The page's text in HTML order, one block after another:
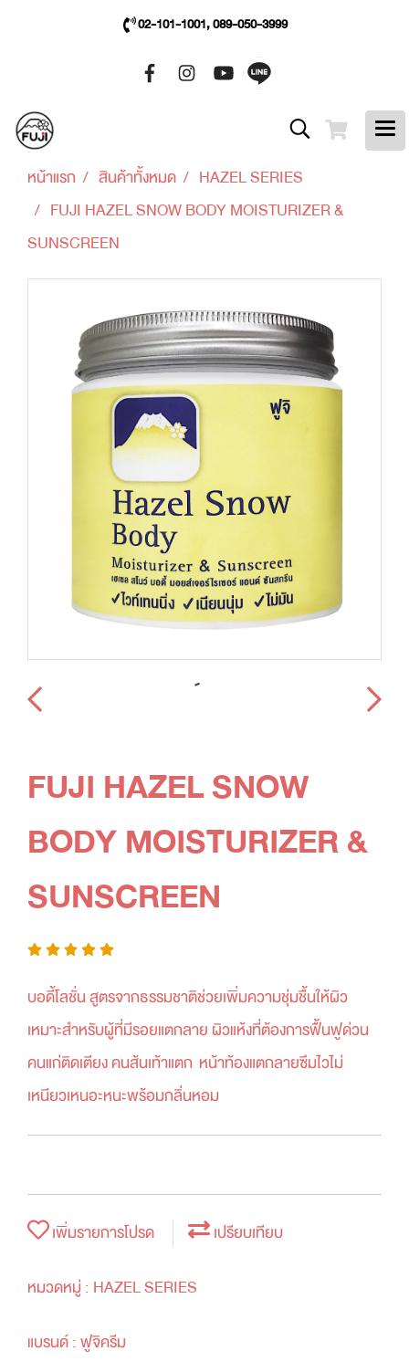
02-101-1001, 089-050-3999
หน้าแรก สินค้าทั้งหมด
HAZEL SERIES
FUJI HAZEL SNOW BODY MOISTURIZER &
SUNSCREEN
FUJI HAZEL SNOW
BODY MOISTURIZER &
SUNSCREEN
บอดี้โลชั่น สูตรจากธรรมชาติช่วยเพิ่มความชุ่มชื้นให้ผิว
เหมาะสำหรับผู้ที่มีรอยแตกลาย ผิวแห้งที่ต้องการฟื้นฟูด่วน
คนแก่ติดเตียง คนส้นเท้าแตก หน้าท้องแตกลายซึมไวไม่
เหนียวเหนอะหนะพร้อมกลิ่นหอม
เพิ่มรายการโปรด เปรียบเทียบ
หมวดหมู่ : HAZEL SERIES
แบรนด์ :ฟูจิครีม